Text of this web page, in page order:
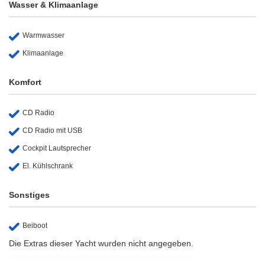
Wasser & Klimaanlage
Warmwasser
Klimaanlage
Komfort
CD Radio
CD Radio mit USB
Cockpit Lautsprecher
El. Kühlschrank
Sonstiges
Beiboot
Die Extras dieser Yacht wurden nicht angegeben.